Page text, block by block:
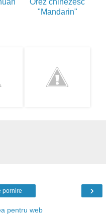
Orez chinezesc
"Mandarin"
›
pornire
pentru web